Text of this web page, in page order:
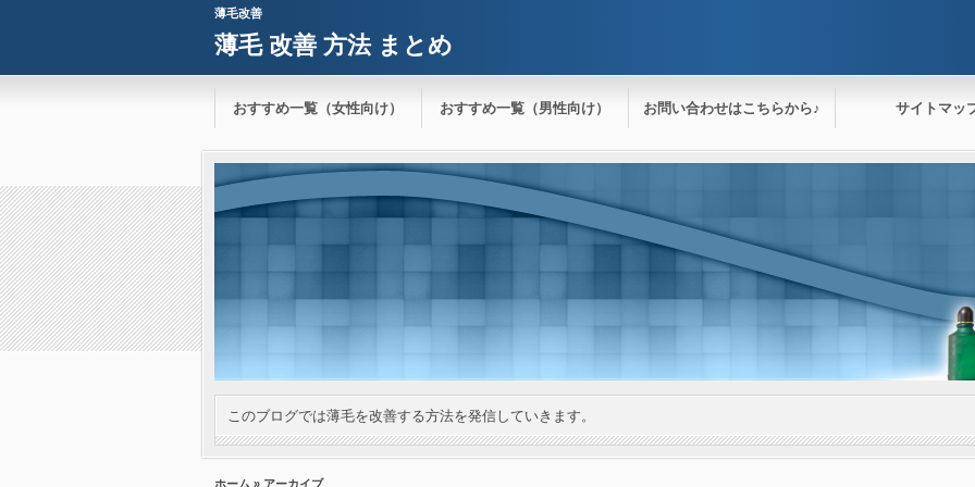
薄毛改善
薄毛 改善 方法 まとめ
おすすめ一覧（女性向け） おすすめ一覧（男性向け） お問い合わせはこちらから♪ サイトマッ
このブログでは薄毛を改善する方法を発信していきます。
ホーム » アーカイブ